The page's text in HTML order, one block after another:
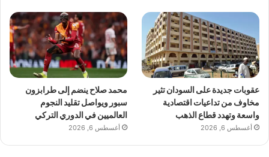
عقوبات جديدة على السودان تثير
مخاوف من تداعيات اقتصادية
واسعة وتهدد قطاع الذهب
أغسطس 6, 2026
محمد صلاح ينضم إلى طرابزون
سبور ويواصل تقليد النجوم
العالميين في الدوري التركي
أغسطس 6, 2026